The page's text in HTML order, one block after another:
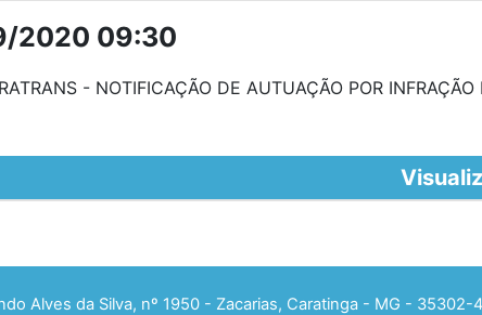
2020 09:30
- NOTIFICAÇÃO DE AUTUAÇÃO POR
Alves da Silva, nº 1950 - Zacarias, Caratinga - MG - 35302-